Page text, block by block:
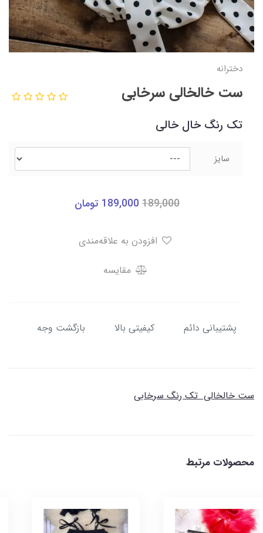
دخترانه
ست خالخالی سرخابی
تک رنگ خال خالی
سایز
189,000
189,000 تومان
مقایسه
پشتیبانی دائم کیفیتی بالا بازگشت وجه
ست خالخالی تک رنگ سرخابی
محصولات مرتبط